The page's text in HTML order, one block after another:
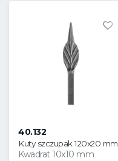
40.132
Kuty szczupak 120x20 mm
Kwadrat 10x10 mm